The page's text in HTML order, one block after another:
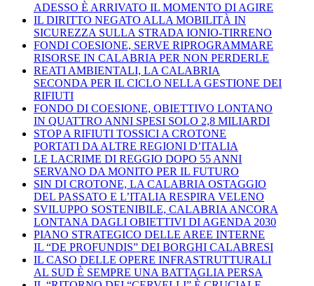
ADESSO È ARRIVATO IL MOMENTO DI AGIRE
IL DIRITTO NEGATO ALLA MOBILITÀ IN
SICUREZZA SULLA STRADA IONIO-TIRRENO
FONDI COESIONE, SERVE RIPROGRAMMARE
RISORSE IN CALABRIA PER NON PERDERLE
REATI AMBIENTALI, LA CALABRIA
SECONDA PER IL CICLO NELLA GESTIONE DEI
RIFIUTI
FONDO DI COESIONE, OBIETTIVO LONTANO
IN QUATTRO ANNI SPESI SOLO 2,8 MILIARDI
STOP A RIFIUTI TOSSICI A CROTONE
PORTATI DA ALTRE REGIONI D’ITALIA
LE LACRIME DI REGGIO DOPO 55 ANNI
SERVANO DA MONITO PER IL FUTURO
SIN DI CROTONE, LA CALABRIA OSTAGGIO
DEL PASSATO E L’ITALIA RESPIRA VELENO
SVILUPPO SOSTENIBILE, CALABRIA ANCORA
LONTANA DAGLI OBIETTIVI DI AGENDA 2030
PIANO STRATEGICO DELLE AREE INTERNE
IL “DE PROFUNDIS” DEI BORGHI CALABRESI
IL CASO DELLE OPERE INFRASTRUTTURALI
AL SUD È SEMPRE UNA BATTAGLIA PERSA